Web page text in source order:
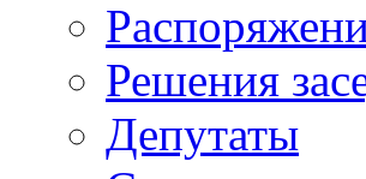
Решения
Депутаты